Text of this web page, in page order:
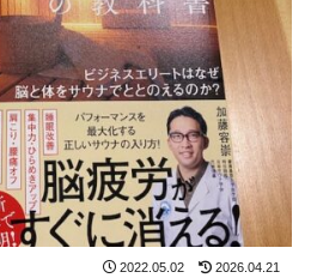
2022.05.02 2026.04.21